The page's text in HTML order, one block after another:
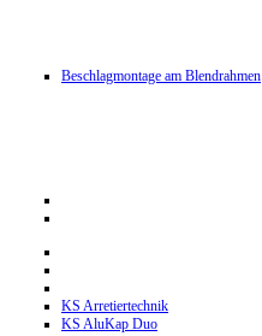
Beschlagmontage am Blendrahmen
KS Arretiertechnik
KS AluKap Duo